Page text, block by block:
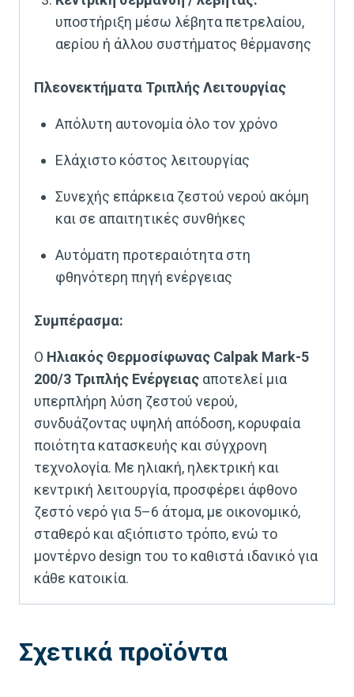
υποστήριξη μέσω λέβητα πετρελαίου,
αερίου ή άλλου συστήματος θέρμανσης
Πλεονεκτήματα Τριπλής Λειτουργίας
Απόλυτη αυτονομία όλο τον χρόνο
Ελάχιστο κόστος λειτουργίας
Συνεχής επάρκεια ζεστού νερού ακόμη
και σε απαιτητικές συνθήκες
Αυτόματη προτεραιότητα στη
φθηνότερη πηγή ενέργειας
Συμπέρασμα:
Ο Ηλιακός Θερμοσίφωνας Calpak Mark-5
200/3 Τριπλής Ενέργειας αποτελεί μια
υπερπλήρη λύση ζεστού νερού,
συνδυάζοντας υψηλή απόδοση, κορυφαία
ποιότητα κατασκευής και σύγχρονη
τεχνολογία. Με ηλιακή, ηλεκτρική και
κεντρική λειτουργία, προσφέρει άφθονο
ζεστό νερό για 5–6 άτομα, με οικονομικό,
σταθερό και αξιόπιστο τρόπο, ενώ το
μοντέρνο design του το καθιστά ιδανικό για
κάθε κατοικία.
Σχετικά προϊόντα